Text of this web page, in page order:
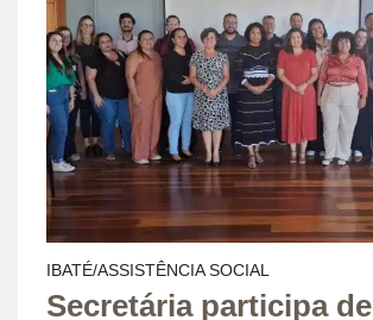
IBATÉ/ASSISTÊNCIA SOCIAL
Secretária participa de